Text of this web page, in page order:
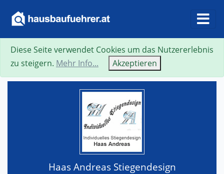
Suche Neue Suche Zurück
Haas Andreas Stiegendesign
Diese Seite verwendet Cookies um das Nutzererlebnis
zu steigern. Mehr Info... Akzeptieren